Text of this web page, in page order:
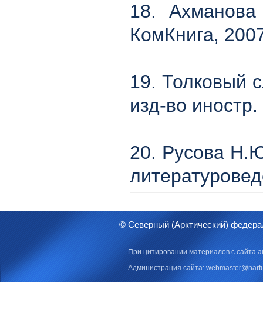
18.
КомКнига,
19. Толковый
изд-во
20. Русова
© Северный (Арктический)
При цитировании материалов с сайта
Администрация сайта: